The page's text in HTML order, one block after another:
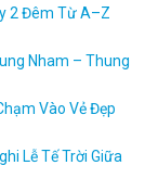
2 Đêm Từ A–Z
Nham – Thung
Vào Vẻ Đẹp
Lễ Tế Trời Giữa